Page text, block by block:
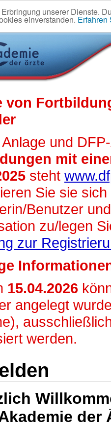
unserer Dienste.
einverstanden. Erfahren
von
und
mit
steht
Sie sie
Benutzer
zu/legen
zur
15.04.2026
angelegt
werden.
der